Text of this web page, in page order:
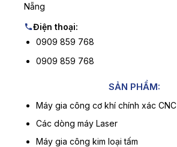
Nẵng
Điện thoại:
0909 859 768
0909 859 768
SẢN PHẨM:
Máy gia công cơ khí chính xác CNC
Các dòng máy Laser
Máy gia công kim loại tấm